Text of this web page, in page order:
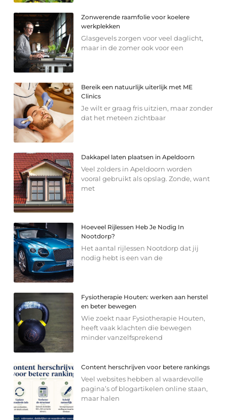
Zonwerende raamfolie voor koelere
werkplekken
Glasgevels zorgen voor veel daglicht,
maar in de zomer ook voor een
Bereik een natuurlijk uiterlijk met ME
Clinics
Je wilt er graag fris uitzien, maar zonder
dat het meteen zichtbaar
Dakkapel laten plaatsen in Apeldoorn
Veel zolders in Apeldoorn worden
vooral gebruikt als opslag. Zonde, want
met
Hoeveel Rijlessen Heb Je Nodig In
Nootdorp?
Het aantal rijlessen Nootdorp dat jij
nodig hebt is een van de
Fysiotherapie Houten: werken aan herstel
en beter bewegen
Wie zoekt naar Fysiotherapie Houten,
heeft vaak klachten die bewegen
minder vanzelfsprekend
Content herschrijven voor betere rankings
Veel websites hebben al waardevolle
pagina’s of blogartikelen online staan,
maar halen